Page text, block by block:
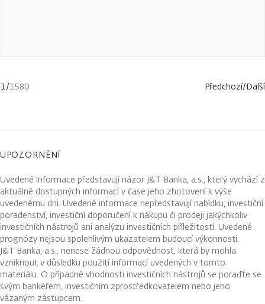
1/1580 Předchozí/Další
UPOZORNĚNÍ
Uvedené informace představují názor J&T Banka, a.s., který vychází z
aktuálně dostupných informací v čase jeho zhotovení k výše
uvedenému dni. Uvedené informace nepředstavují nabídku, investiční
poradenství, investiční doporučení k nákupu či prodeji jakýchkoliv
investičních nástrojů ani analýzu investičních příležitostí. Uvedené
prognózy nejsou spolehlivým ukazatelem budoucí výkonnosti.
J&T Banka, a.s., nenese žádnou odpovědnost, která by mohla
vzniknout v důsledku použití informací uvedených v tomto
materiálu. O případné vhodnosti investičních nástrojů se poraďte se
svým bankéřem, investičním zprostředkovatelem nebo jeho
vázaným zástupcem.